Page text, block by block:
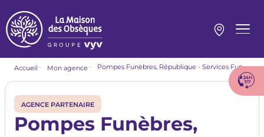
au
contenu
principal
Menu
Fil
Accueil Mon agence Pompes Funèbres, République - Services Funéraires de Paris
Agence Partenaire
Pompes Funèbres,